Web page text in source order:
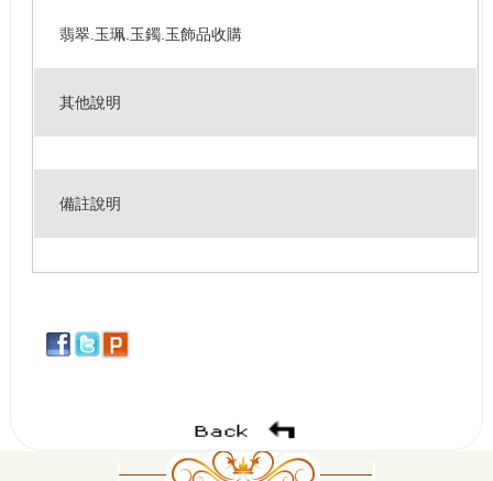
翡翠.玉珮.玉鐲.玉飾品收購
其他說明
備註說明